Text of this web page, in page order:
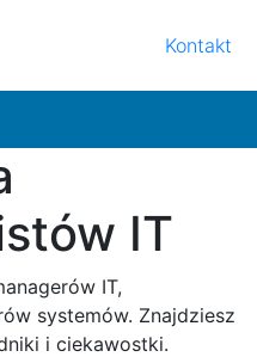
Kontakt
IT
IT,
systemów. Znajdziesz
i ciekawostki.